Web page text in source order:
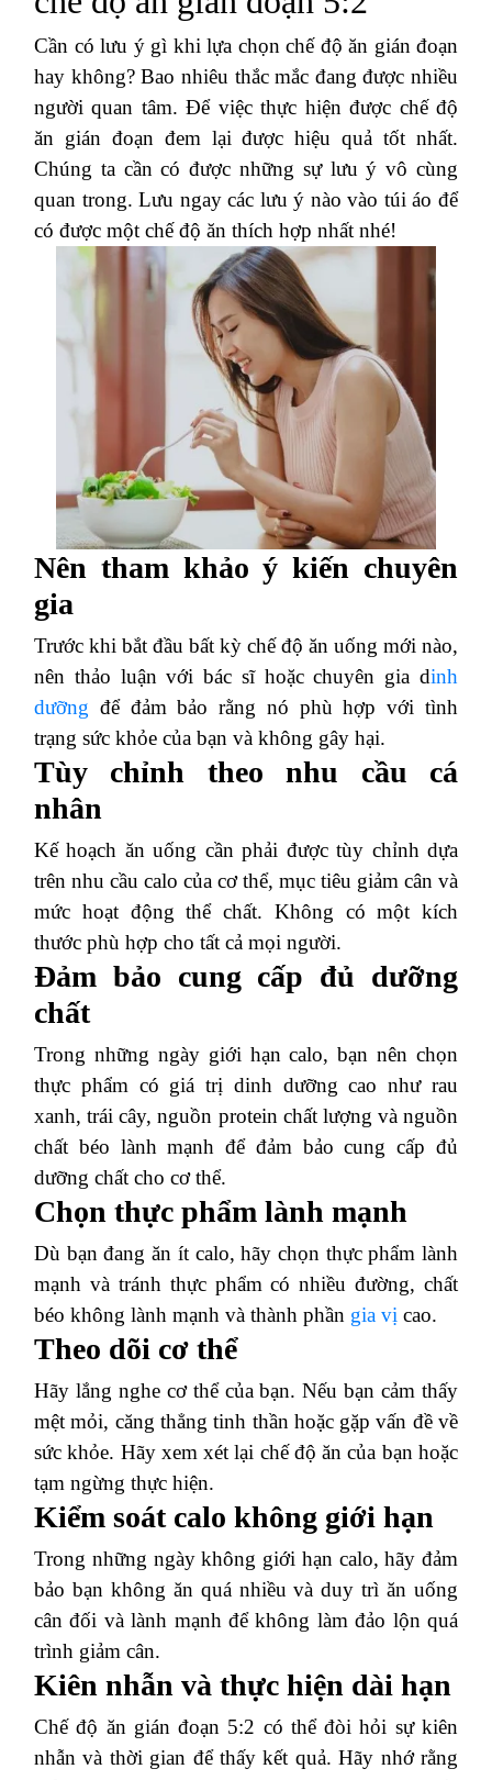
Cần có lưu ý gì khi lựa chọn chế độ ăn gián đoạn
hay không? Bao nhiêu thắc mắc đang được nhiều
người quan tâm. Để việc thực hiện được chế độ
ăn gián đoạn đem lại được hiệu quả tốt nhất.
Chúng ta cần có được những sự lưu ý vô cùng
quan trong. Lưu ngay các lưu ý nào vào túi áo để
có được một chế độ ăn thích hợp nhất nhé!
Nên tham khảo ý kiến chuyên
gia
Trước khi bắt đầu bất kỳ chế độ ăn uống mới nào,
nên thảo luận với bác sĩ hoặc chuyên gia dinh
dưỡng để đảm bảo rằng nó phù hợp với tình
trạng sức khỏe của bạn và không gây hại.
Tùy chỉnh theo nhu cầu cá
nhân
Kế hoạch ăn uống cần phải được tùy chỉnh dựa
trên nhu cầu calo của cơ thể, mục tiêu giảm cân và
mức hoạt động thể chất. Không có một kích
thước phù hợp cho tất cả mọi người.
Đảm bảo cung cấp đủ dưỡng
chất
Trong những ngày giới hạn calo, bạn nên chọn
thực phẩm có giá trị dinh dưỡng cao như rau
xanh, trái cây, nguồn protein chất lượng và nguồn
chất béo lành mạnh để đảm bảo cung cấp đủ
dưỡng chất cho cơ thể.
Chọn thực phẩm lành mạnh
Dù bạn đang ăn ít calo, hãy chọn thực phẩm lành
mạnh và tránh thực phẩm có nhiều đường, chất
béo không lành mạnh và thành phần gia vị cao.
Theo dõi cơ thể
Hãy lắng nghe cơ thể của bạn. Nếu bạn cảm thấy
mệt mỏi, căng thẳng tinh thần hoặc gặp vấn đề về
sức khỏe. Hãy xem xét lại chế độ ăn của bạn hoặc
tạm ngừng thực hiện.
Kiểm soát calo không giới hạn
Trong những ngày không giới hạn calo, hãy đảm
bảo bạn không ăn quá nhiều và duy trì ăn uống
cân đối và lành mạnh để không làm đảo lộn quá
trình giảm cân.
Kiên nhẫn và thực hiện dài hạn
Chế độ ăn gián đoạn 5:2 có thể đòi hỏi sự kiên
nhẫn và thời gian để thấy kết quả. Hãy nhớ rằng